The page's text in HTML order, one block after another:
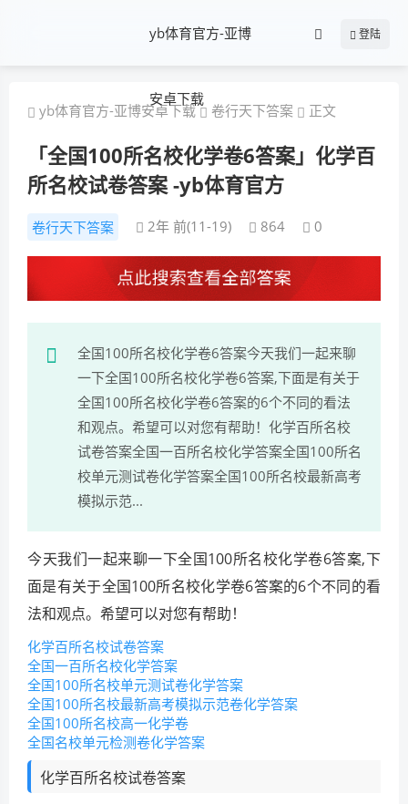
yb体育官方-亚博
安卓下载
登陆
yb体育官方-亚博安卓下载 卷行天下答案 正文
「全国100所名校化学卷6答案」化学百
所名校试卷答案 -yb体育官方
卷行天下答案 2年 前(11-19) 864 0
全国100所名校化学卷6答案今天我们一起来聊
一下全国100所名校化学卷6答案,下面是有关于
全国100所名校化学卷6答案的6个不同的看法
和观点。希望可以对您有帮助！化学百所名校
试卷答案全国一百所名校化学答案全国100所名
校单元测试卷化学答案全国100所名校最新高考
模拟示范...
今天我们一起来聊一下全国100所名校化学卷6答案,下
面是有关于全国100所名校化学卷6答案的6个不同的看
法和观点。希望可以对您有帮助！
化学百所名校试卷答案
全国一百所名校化学答案
全国100所名校单元测试卷化学答案
全国100所名校最新高考模拟示范卷化学答案
全国100所名校高一化学卷
全国名校单元检测卷化学答案
化学百所名校试卷答案